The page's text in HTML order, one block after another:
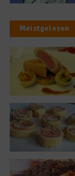
Meistgelesen